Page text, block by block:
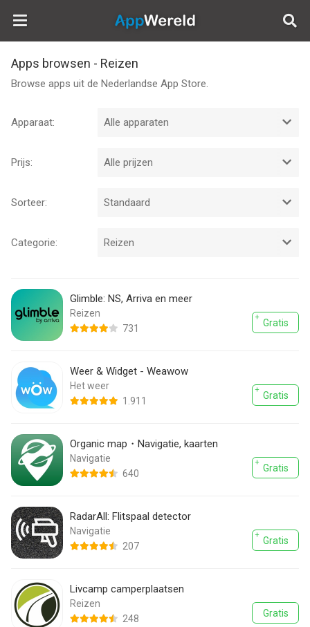
AppWereld
Apps browsen - Reizen
Browse apps uit de Nederlandse App Store.
Apparaat:
Prijs:
Sorteer:
Categorie:
Glimble: NS, Arriva en meer
731
Reizen
Gratis
Weer & Widget - Weawow
1.911
Het weer
Gratis
Organic map・Navigatie, kaarten
640
Navigatie
Gratis
RadarAll: Flitspaal detector
207
Navigatie
Gratis
Livcamp camperplaatsen
248
Reizen
Gratis